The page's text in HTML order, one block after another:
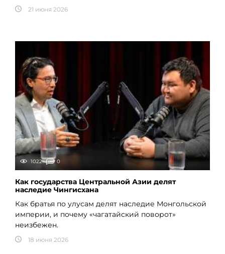
21 июня 2026
1022 0
Как государства Центральной Азии делят
наследие Чингисхана
Как братья по улусам делят наследие Монгольской
империи, и почему «чагатайский поворот»
неизбежен.
18 июня 2026